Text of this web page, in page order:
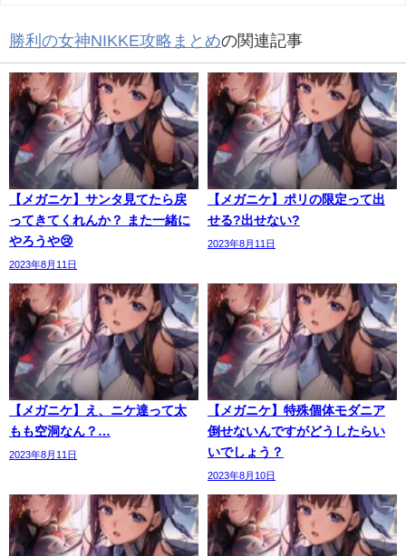
勝利の女神NIKKE攻略まとめの関連記事
【メガニケ】サンタ見てたら戻
ってきてくれんか？ また一緒に
やろうや😢
2023年8月11日
【メガニケ】ポリの限定って出
せる?出せない?
2023年8月11日
【メガニケ】え、ニケ達って太
もも空洞なん？…
2023年8月11日
【メガニケ】特殊個体モダニア
倒せないんですがどうしたらい
いでしょう？
2023年8月10日